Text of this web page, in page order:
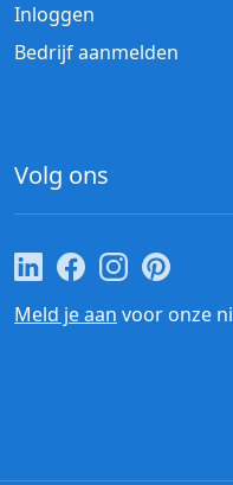
Inloggen
Bedrijf aanmelden
Volg ons
Cateraar.nl op LinkedIn
Cateraar.nl op
Cateraar.nl
Meld je aan voor onze